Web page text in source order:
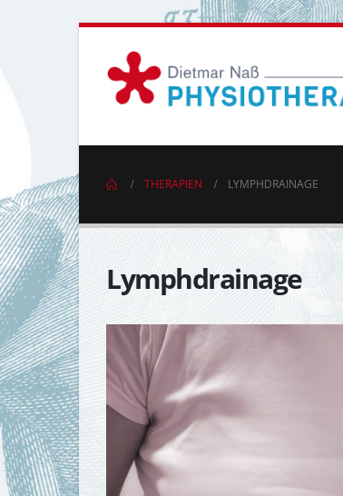
THERAPIEN LYMPHDRAINAGE
Lymphdrainage